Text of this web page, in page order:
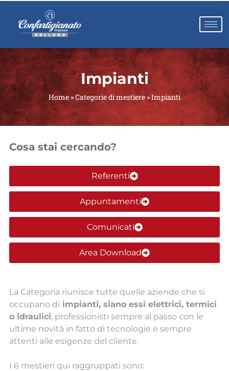
Impianti
Home»Categorie di mestiere »Impianti
Cosa stai cercando?
Referenti
Appuntamenti
Comunicati
Area Download
La Categoria riunisce tutte quelle aziende che si
occupano di impianti, siano essi elettrici, termici
o idraulici; professionisti sempre al passo con le
ultime novità in fatto di tecnologie e sempre
attenti alle esigenze del cliente.
I 6 mestieri qui raggruppati sono: